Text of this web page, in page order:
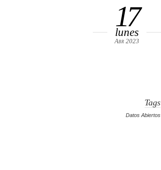
17
lunes
Abr 2023
Tags
Datos Abiertos